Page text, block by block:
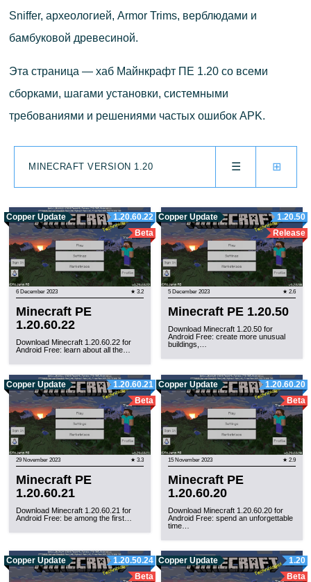
Sniffer, археологией, Armor Trims, верблюдами и
бамбуковой древесиной.
Эта страница — хаб Майнкрафт ПЕ 1.20 со всеми
сборками, шагами установки, системными
требованиями и решениями частых ошибок APK.
⊞
☰
MINECRAFT VERSION 1.20
Copper Update
1.20.60.22
Beta
6 December 2023 ★ 3.2
Minecraft PE
1.20.60.22
Download Minecraft 1.20.60.22 for
Android Free: learn about all the…
Copper Update
1.20.50
Release
5 December 2023 ★ 2.6
Minecraft PE 1.20.50
Download Minecraft 1.20.50 for
Android Free: create more unusual
buildings,…
Copper Update
1.20.60.21
Beta
29 November 2023 ★ 3.3
Minecraft PE
1.20.60.21
Download Minecraft 1.20.60.21 for
Android Free: be among the first…
Copper Update
1.20.60.20
Beta
15 November 2023 ★ 2.9
Minecraft PE
1.20.60.20
Download Minecraft 1.20.60.20 for
Android Free: spend an unforgettable
time…
Copper Update
1.20.50.24
Beta
Copper Update
1.20
Beta